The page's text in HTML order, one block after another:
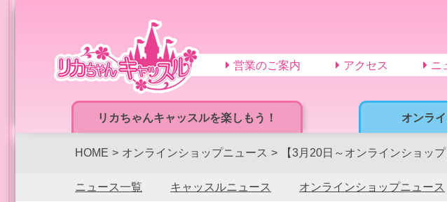
リカちゃんキャッスルを楽しもう！ オンラ
営業のご案内 アクセス ニ
HOME オンラインショップニュース 【3月20日～オンラインショッ
ニュース一覧 キャッスルニュース オンラインショップニュース